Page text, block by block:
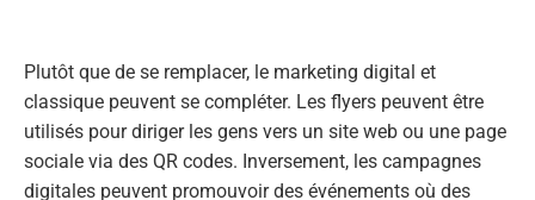
Plutôt que de se remplacer, le marketing digital et
classique peuvent se compléter. Les flyers peuvent être
utilisés pour diriger les gens vers un site web ou une page
sociale via des QR codes. Inversement, les campagnes
digitales peuvent promouvoir des événements où des